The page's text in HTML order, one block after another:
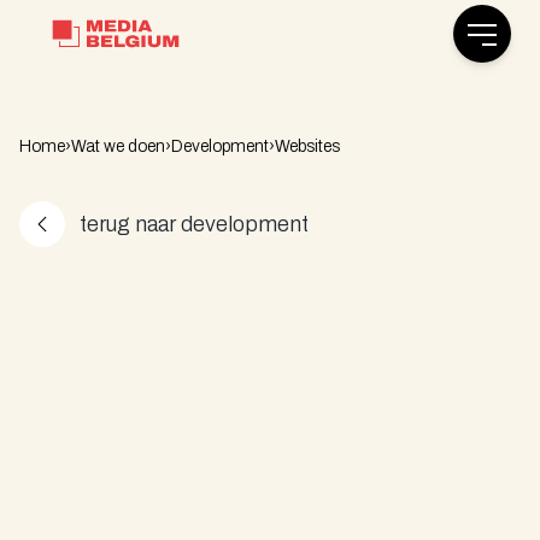
Open
Home›Wat we doen› Development›Websites
terug naar development